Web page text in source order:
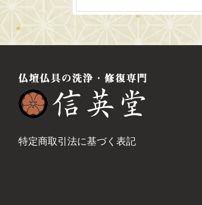
特定商取引法に基づく表記